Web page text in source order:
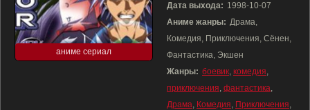
аниме сериал
Дата выхода: 1998-10-07
Аниме жанры: Драма,
Комедия, Приключения, Сёнен,
Фантастика, Экшен
Жанры: боевик, комедия,
приключения, фантастика,
Драма, Комедия, Приключения,